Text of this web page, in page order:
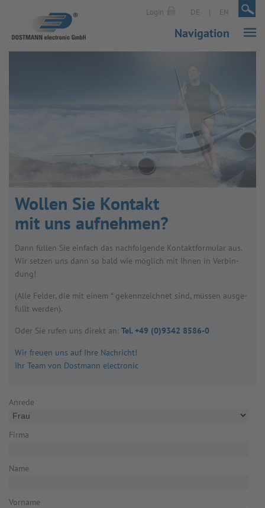
Login DE | EN |
Navigation
Wol­len Sie Kon­takt
mit uns auf­neh­men?
Dann fül­len Sie ein­fach das nach­fol­gende Kon­takt­for­mu­lar aus.
Wir set­zen uns dann so bald wie mög­lich mit Ihnen in Ver­bin­
dung!
(Alle Fel­der, die mit einem * gekenn­zeich­net sind, müs­sen aus­ge­
füllt wer­den).
Oder Sie rufen uns direkt an: Tel. +49 (0)9342 8586-0
Wir freuen uns auf Ihre Nachricht!
Ihr Team von Dostmann electronic
Anrede
Firma
Name
Vorname